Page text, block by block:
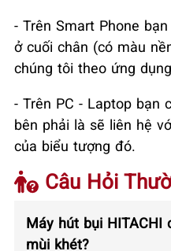
- Trên Smart Phone
ở cuối chân (có màu
chúng tôi theo ứng
- Trên PC - Laptop bạn
bên phải là sẽ liên hệ
của biểu tượng đó.
Câu Hỏi
Máy hút bụi HITACHI
mùi khét?